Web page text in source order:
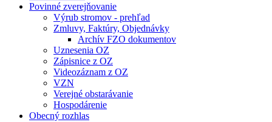
Povinné zverejňovanie
Výrub stromov - prehľad
Zmluvy, Faktúry, Objednávky
Archív FZO dokumentov
Uznesenia OZ
Zápisnice z OZ
Videozáznam z OZ
VZN
Verejné obstarávanie
Hospodárenie
Obecný rozhlas